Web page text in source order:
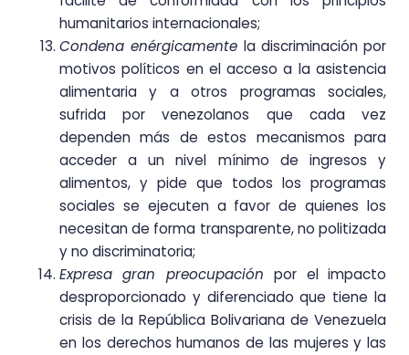
humanitarios internacionales;
Condena enérgicamente la discriminación por
motivos políticos en el acceso a la asistencia
alimentaria y a otros programas sociales,
sufrida por venezolanos que cada vez
dependen más de estos mecanismos para
acceder a un nivel mínimo de ingresos y
alimentos, y pide que todos los programas
sociales se ejecuten a favor de quienes los
necesitan de forma transparente, no politizada
y no discriminatoria;
Expresa gran preocupaciónpor el impacto
desproporcionado y diferenciado que tiene la
crisis de la República Bolivariana de Venezuela
en los derechos humanos de las mujeres y las